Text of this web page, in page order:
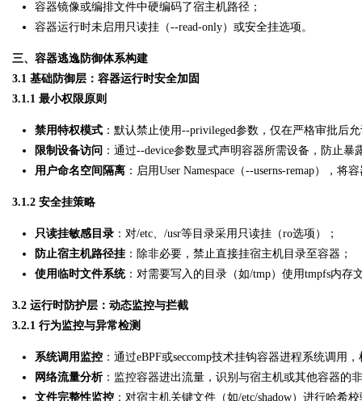
容器镜像或编排文件中硬编码了宿主机路径；
容器运行时未启用只读挂（--read-only）或安全挂选项。
三、容器逃逸防御体系构建
3.1 基础防御层：容器运行时安全加固
3.1.1 最小权限原则
禁用特权模式 ：默认禁止使用--privileged参数，仅在严格审批后
限制设备访问 ：通过--device参数显式声明容器所需设备，防止暴
用户命名空间隔离 ：启用User Namespace（--userns-remap），
3.1.2 安全挂策略
只读挂敏感目录 ：对/etc、/usr等目录采用只读挂（ro选项）；
防止宿主机路径挂 ：除非必要，禁止直接挂宿主机目录至容器；
使用临时文件系统：对需要写入的目录（如/tmp）使用tmpfs内存
3.2 运行时防护层：动态监控与拦截
3.2.1 行为监控与异常检测
系统调用监控 ：通过eBPF或seccomp技术挂钩容器进程系统调用
网络流量分析：监控容器进出流量，识别与宿主机或其他容器的
文件完整性监控 ：对宿主机关键文件（如/etc/shadow）进行哈希